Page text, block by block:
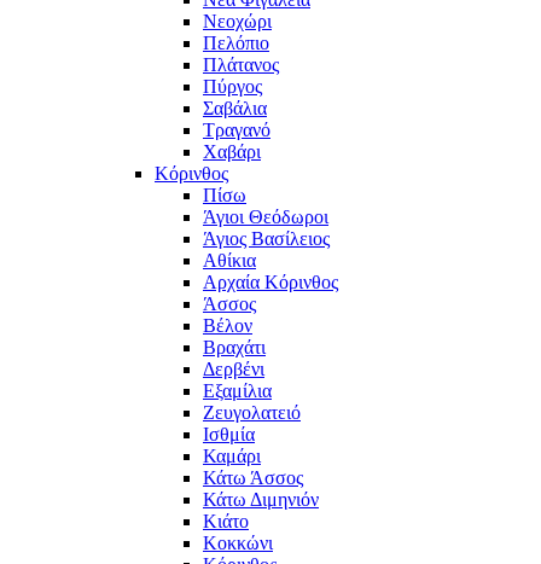
Νεοχώρι
Πελόπιο
Πλάτανος
Πύργος
Σαβάλια
Τραγανό
Χαβάρι
Κόρινθος
Πίσω
Άγιοι Θεόδωροι
Άγιος Βασίλειος
Αθίκια
Αρχαία Κόρινθος
Άσσος
Βέλον
Βραχάτι
Δερβένι
Εξαμίλια
Ζευγολατειό
Ισθμία
Καμάρι
Κάτω Άσσος
Κάτω Διμηνιόν
Κιάτο
Κοκκώνι